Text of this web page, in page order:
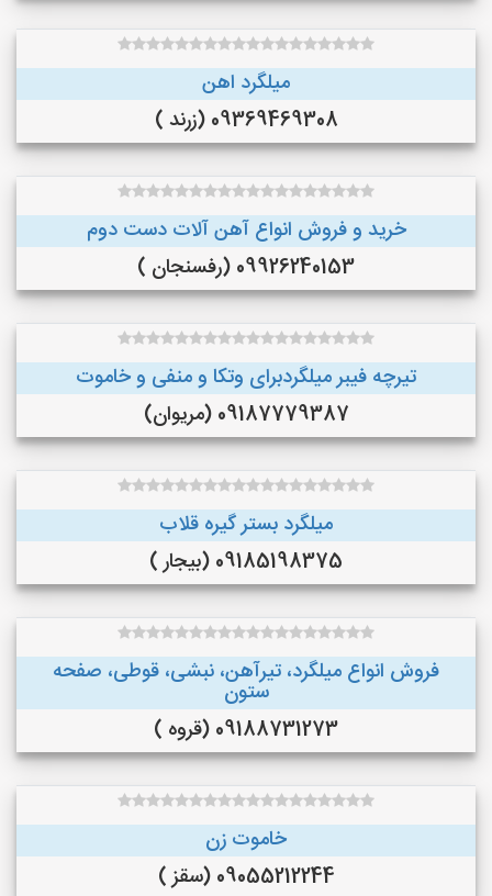
میلگرد اهن
09369469308 (زرند )
خرید و فروش انواع آهن آلات دست دوم
09926240153 (رفسنجان )
تیرچه فیبر میلگردبرای وتکا و منفی و خاموت
09187779387 (مریوان)
میلگرد بستر گیره قلاب
09185198375 (بیجار )
فروش انواع میلگرد، تیرآهن، نبشی، قوطی، صفحه
ستون
09188731273 (قروه )
خاموت زن
09055212244 (سقز )